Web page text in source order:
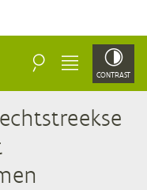
ZOEKEN MENU CONTRAST